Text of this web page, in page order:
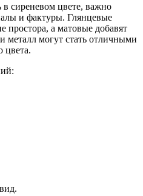
сиреневом цвете, важно
и фактуры. Глянцевые
простора, а матовые добавят
металл могут стать отличными
цвета.